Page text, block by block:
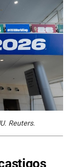
Reuters.